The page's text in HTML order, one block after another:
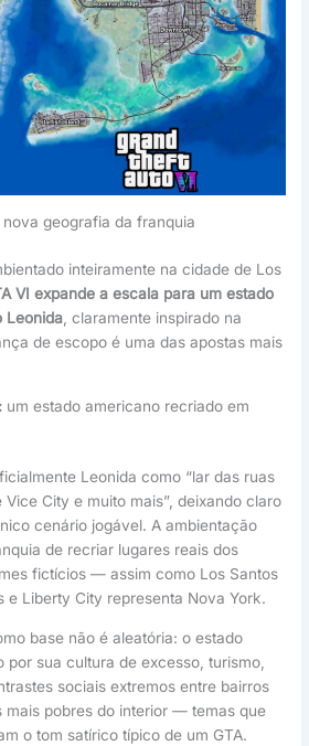
geografia da franquia
inteiramente na cidade de Los
VI expande a escala para um estado
Leonida , claramente inspirado na
de escopo é uma das apostas mais
um estado americano recriado em
Leonida como “lar das ruas
City e muito mais”, deixando claro
cenário jogável. A ambientação
de recriar lugares reais dos
fictícios — assim como Los Santos
e Liberty City representa Nova York.
base não é aleatória: o estado
sua cultura de excesso, turismo,
sociais extremos entre bairros
mais pobres do interior — temas que
o tom satírico típico de um GTA.